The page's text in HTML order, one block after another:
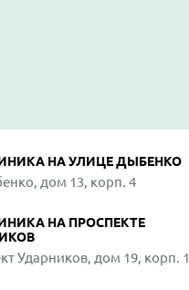
НА УЛИЦЕ ДЫБЕНКО
дом 13, корп. 4
НА ПРОСПЕКТЕ
Ударников, дом 19, корп. 1